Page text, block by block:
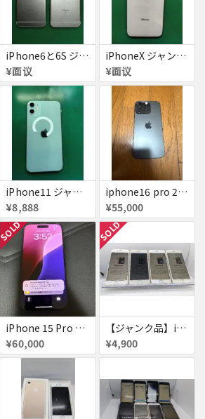
iPhone6と6S ジャンク品
¥面议
iPhoneX ジャンク品
¥面议
iPhone11 ジャンク
¥8,888
iphone16 pro 256gb ブラックチタニウム
¥55,000
SOLD
iPhone 15 Pro 128GB ブラックチタニウム ネットワーク利用制限あり
¥60,000
SOLD
【ジャンク品】iPhone6s ４台セット
¥4,900